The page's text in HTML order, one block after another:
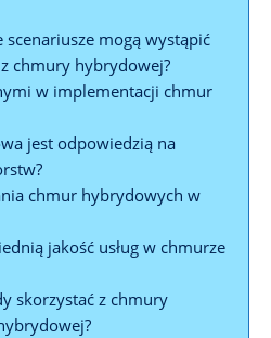
⁣scenariusze​ mogą⁢ wystąpić
chmury hybrydowej?
w implementacji chmur‍
⁢jest odpowiedzią na
chmur hybrydowych w
jakość usług w chmurze
skorzystać z chmury